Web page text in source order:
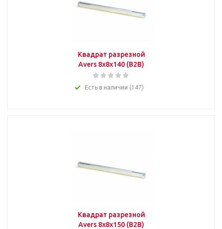
Квадрат разрезной
Avers 8x8x140 (B2B)
Есть в наличии (147)
Квадрат разрезной
Avers 8x8x150 (B2B)